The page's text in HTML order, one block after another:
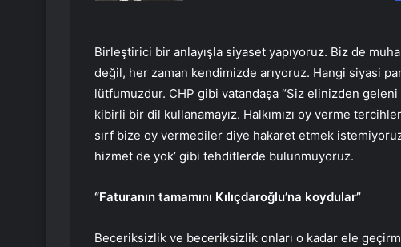
Birleştirici bir anlayışla siyaset yapıyoruz. Biz de
değil, her zaman kendimizde arıyoruz. Hangi siyasi
lütfumuzdur. CHP gibi vatandaşa “Siz elinizden geleni
kibirli bir dil kullanamayız. Halkımızı oy verme
sırf bize oy vermediler diye hakaret etmek
hizmet de yok’ gibi tehditlerde bulunmuyoruz.
“Faturanın tamamını Kılıçdaroğlu’na koydular”
Beceriksizlik ve beceriksizlik onları o kadar ele